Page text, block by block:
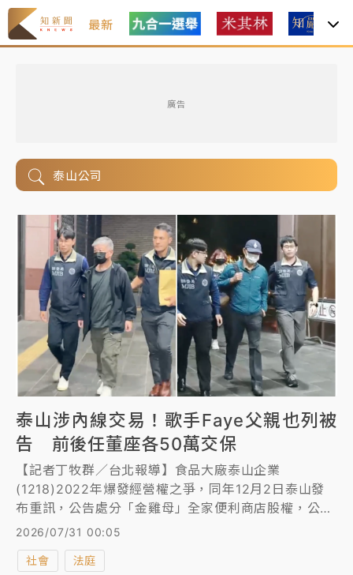
最新
廣告
泰山公司
泰山涉內線交易！歌手Faye父親也列被
告 前後任董座各50萬交保
【記者丁牧群／台北報導】食品大廠泰山企業
(1218)2022年爆發經營權之爭，同年12月2日泰山發
布重訊，公告處分「金雞母」全家便利商店股權，公司
派時任董事長詹景超卻涉嫌在重訊公布前大量出脫泰山
任董事劉偉龍則涉嫌大量增加泰山持股，均涉內線交
2026/07/31 00:05
社會 法庭